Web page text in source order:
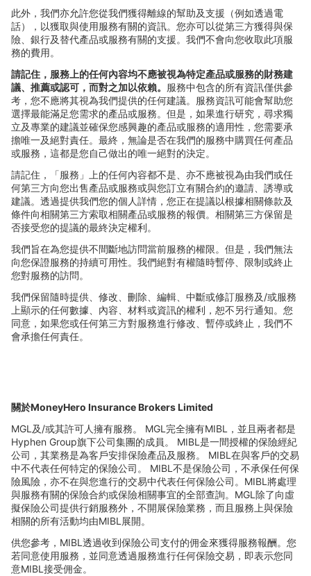
此外，我們亦允許您從我們獲得離線的幫助及支援（例如透過電
話），以獲取與使用服務有關的資訊。您亦可以從第三方獲得與保
險、銀行及替代產品或服務有關的支援。我們不會向您收取此項服
務的費用。
請記住，服務上的任何內容均不應被視為特定產品或服務的財務建
議、推薦或認可，而對之加以依賴。 服務中包含的所有資訊僅供參
考，您不應將其視為我們提供的任何建議。服務資訊可能會幫助您
選擇最能滿足您需求的產品或服務。但是，如果進行研究，尋求獨
立及專業的建議並確保您感興趣的產品或服務的適用性，您需要承
擔唯一及絕對責任。最終，無論是否在我們的服務中購買任何產品
或服務，這都是您自己做出的唯一絕對的決定。
請記住，「服務」上的任何內容都不是、亦不應被視為由我們或任
何第三方向您出售產品或服務或與您訂立有關合約的邀請、誘導或
建議。透過提供我們您的個人詳情，您正在提議以根據相關條款及
條件向相關第三方索取相關產品或服務的報價。相關第三方保留是
否接受您的提議的最終決定權利。
我們旨在為您提供不間斷地訪問當前服務的權限。但是，我們無法
向您保證服務的持續可用性。我們絕對有權隨時暫停、限制或終止
您對服務的訪問。
我們保留隨時提供、修改、刪除、編輯、中斷或修訂服務及/或服務
上顯示的任何數據、 內容、材料或資訊的權利，恕不另行通知。您
同意，如果您或任何第三方對服務進行修改、暫停或終止，我們不
會承擔任何責任。
關於MoneyHero Insurance Brokers Limited
MGL 及/或其許可人擁有服務。 MGL 完全擁有MIBL
，並且兩者都是
Hyphen Group旗下公司集團的成員。 MIBL 是一間授權的保險經紀
公司，其業務是為客戶安排保險產品及服務。 MIBL 在與客戶的交易
中不代表任何特定的保險公司。
MIBL 不是保險公司，不承保任何保
險風險，亦不在與您進行的交易中代表任何保險公司。 MIBL 將處理
與服務有關的保險合約或保險相關事宜的全部查詢。 MGL 除了向虛
擬保險公司提供行銷服務外，不開展保險業務，而且服務上與保險
相關的所有活動均由MIBL 展開。
供您參考， MIBL 透過收到保險公司支付的佣金來獲得服務報酬。您
若同意使用服務，並同意透過服務進行任何保險交易，即表示您同
意MIBL 接受佣金。